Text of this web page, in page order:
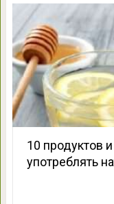
10 продуктов
употреблять